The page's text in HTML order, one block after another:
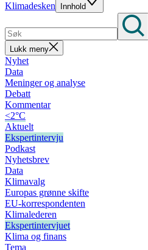
Klimadesken Innhold
Lukk meny
Nyhet
Data
Meninger og analyse
Debatt
Kommentar
<2°C
Aktuelt
Ekspertintervju
Podkast
Nyhetsbrev
Data
Klimavalg
Europas grønne skifte
EU-korrespondenten
Klimalederen
Ekspertintervjuet
Klima og finans
Tema